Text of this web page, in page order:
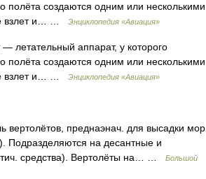
полёта создаются одним или несколькими
взлет и… …
Энциклопедия «Авиация»
летательный аппарат, у которого
полёта создаются одним или несколькими
взлет и… …
Энциклопедия «Авиация»
преднаэнач. для высадки мор.
Подразделяются на десантные и
средства). Вертолёты на… …
Большой